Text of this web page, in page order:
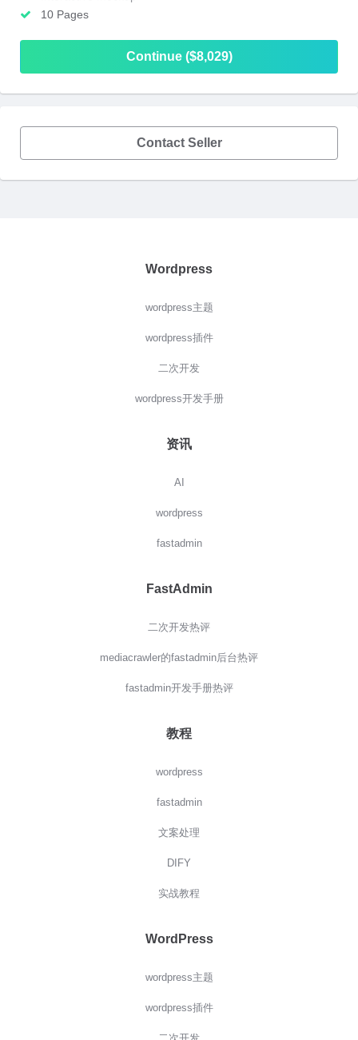
10 Pages
Continue ($8,029)
Contact Seller
Wordpress
wordpress主题
wordpress插件
二次开发
wordpress开发手册
资讯
AI
wordpress
fastadmin
FastAdmin
二次开发热评
mediacrawler的fastadmin后台热评
fastadmin开发手册热评
教程
wordpress
fastadmin
文案处理
DIFY
实战教程
WordPress
wordpress主题
wordpress插件